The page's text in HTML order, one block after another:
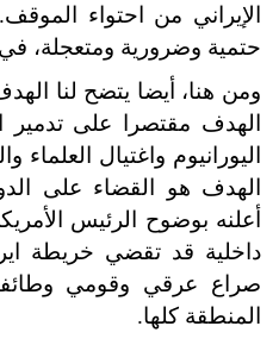
الإيراني من احتواء
حتمية وضرورية ومتعجلة،
ومن هنا، أيضا يتضح لنا
الهدف مقتصرا على تدمير
اليورانيوم واغتيال
الهدف هو القضاء على
أعلنه بوضوح الرئيس
داخلية قد تقضي خريطة
صراع عرقي وقومي
المنطقة